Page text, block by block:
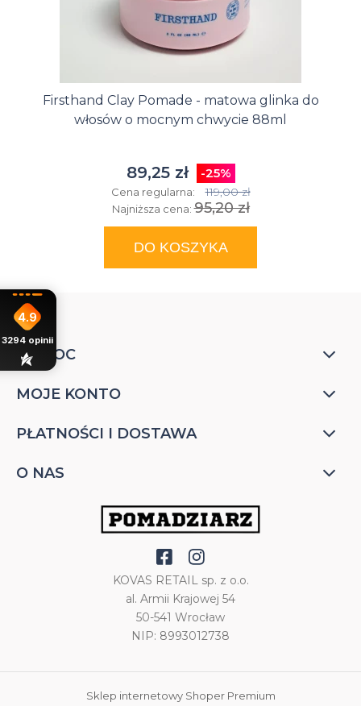
Firsthand Clay Pomade - matowa glinka do
włosów o mocnym chwycie 88ml
89,25 zł -25%
Cena regularna: 119,00 zł
Najniższa cena:95,20 zł
DO KOSZYKA
POMOC
MOJE KONTO
PŁATNOŚCI I DOSTAWA
O NAS
KOVAS RETAIL sp. z o.o.
al. Armii Krajowej 54
50-541 Wrocław
NIP: 8993012738
4.9
3294 opinii
Sklep internetowy Shoper Premium